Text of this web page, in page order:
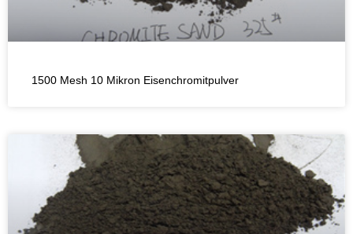
1500 Mesh 10 Mikron Eisenchromitpulver